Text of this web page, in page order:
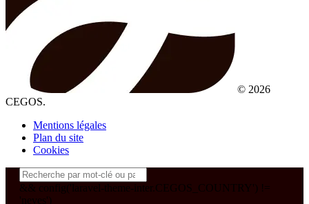
© 2026
CEGOS.
Mentions légales
Plan du site
Cookies
&& config('laravel-theme-inter.CEGOS_COUNTRY') !=
'neves')